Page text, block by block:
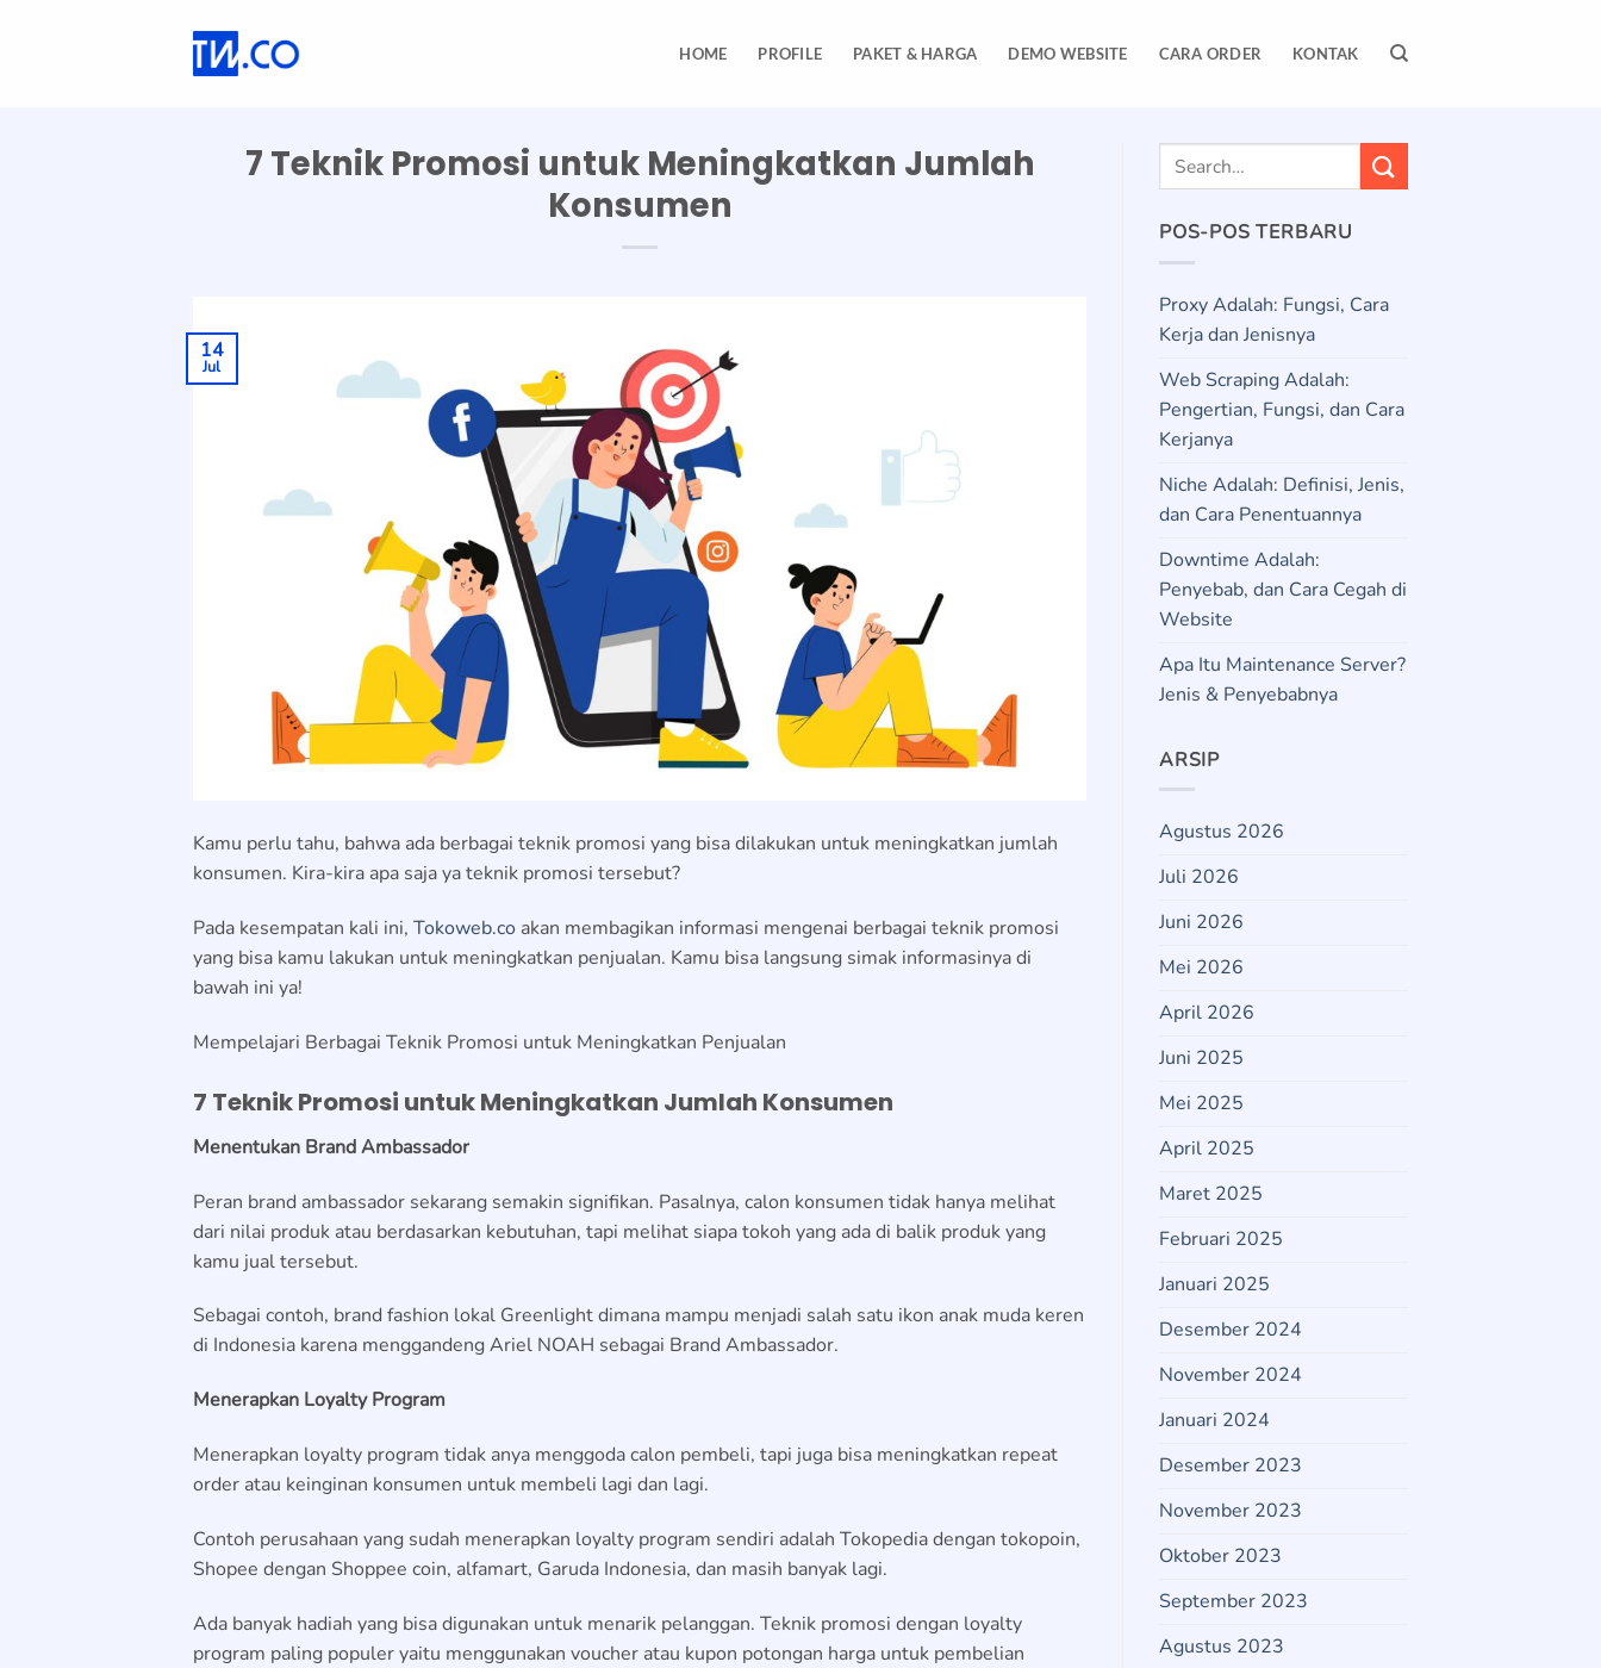
HOME PROFILE PAKET & HARGA DEMO WEBSITE CARA ORDER KONTAK
7 Teknik Promosi untuk Meningkatkan Jumlah
Konsumen
14
Jul
Kamu perlu tahu, bahwa ada berbagai teknik promosi yang bisa dilakukan untuk meningkatkan jumlah
konsumen. Kira-kira apa saja ya teknik promosi tersebut?
Pada kesempatan kali ini, Tokoweb.co akan membagikan informasi mengenai berbagai teknik promosi
yang bisa kamu lakukan untuk meningkatkan penjualan. Kamu bisa langsung simak informasinya di
bawah ini ya!
Mempelajari Berbagai Teknik Promosi untuk Meningkatkan Penjualan
7 Teknik Promosi untuk Meningkatkan Jumlah Konsumen
Menentukan Brand Ambassador
Peran brand ambassador sekarang semakin signifikan. Pasalnya, calon konsumen tidak hanya melihat
dari nilai produk atau berdasarkan kebutuhan, tapi melihat siapa tokoh yang ada di balik produk yang
kamu jual tersebut.
Sebagai contoh, brand fashion lokal Greenlight dimana mampu menjadi salah satu ikon anak muda keren
di Indonesia karena menggandeng Ariel NOAH sebagai Brand Ambassador.
Menerapkan Loyalty Program
Menerapkan loyalty program tidak anya menggoda calon pembeli, tapi juga bisa meningkatkan repeat
order atau keinginan konsumen untuk membeli lagi dan lagi.
Contoh perusahaan yang sudah menerapkan loyalty program sendiri adalah Tokopedia dengan tokopoin,
Shopee dengan Shoppee coin, alfamart, Garuda Indonesia, dan masih banyak lagi.
Ada banyak hadiah yang bisa digunakan untuk menarik pelanggan. Teknik promosi dengan loyalty
program paling populer yaitu menggunakan voucher atau kupon potongan harga untuk pembelian
POS-POS TERBARU
Proxy Adalah: Fungsi, Cara
Kerja dan Jenisnya
Web Scraping Adalah:
Pengertian, Fungsi, dan Cara
Kerjanya
Niche Adalah: Definisi, Jenis,
dan Cara Penentuannya
Downtime Adalah:
Penyebab, dan Cara Cegah di
Website
Apa Itu Maintenance Server?
Jenis & Penyebabnya
ARSIP
Agustus 2026
Juli 2026
Juni 2026
Mei 2026
April 2026
Juni 2025
Mei 2025
April 2025
Maret 2025
Februari 2025
Januari 2025
Desember 2024
November 2024
Januari 2024
Desember 2023
November 2023
Oktober 2023
September 2023
Agustus 2023